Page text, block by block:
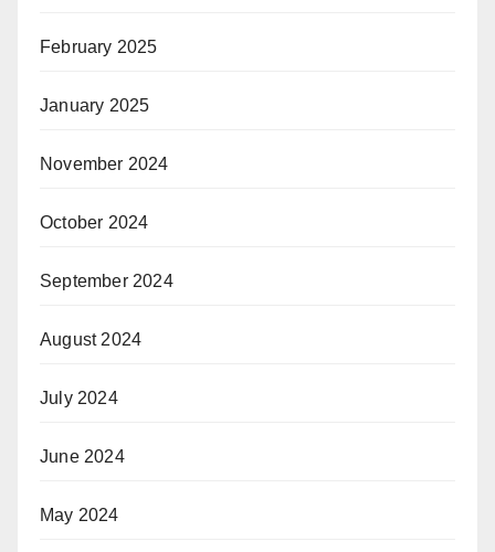
February 2025
January 2025
November 2024
October 2024
September 2024
August 2024
July 2024
June 2024
May 2024